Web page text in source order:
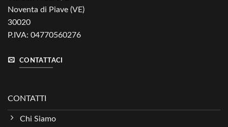
Noventa di Piave (VE)
30020
P.IVA: 04770560276
CONTATTACI
CONTATTI
Chi Siamo